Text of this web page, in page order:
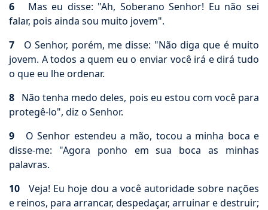
6 Mas eu disse: "Ah, Soberano Senhor! Eu não sei
falar, pois ainda sou muito jovem".
7 O Senhor, porém, me disse: "Não diga que é muito
jovem. A todos a quem eu o enviar você irá e dirá tudo
o que eu lhe ordenar.
8 Não tenha medo deles, pois eu estou com você para
protegê-lo", diz o Senhor.
9 O Senhor estendeu a mão, tocou a minha boca e
disse-me: "Agora ponho em sua boca as minhas
palavras.
10 Veja! Eu hoje dou a você autoridade sobre nações
e reinos, para arrancar, despedaçar, arruinar e destruir;